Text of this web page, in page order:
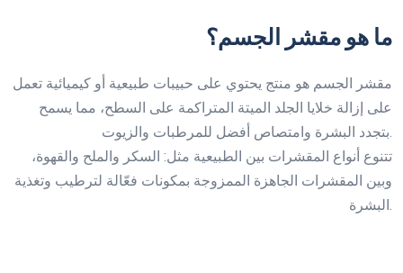
ما هو مقشر الجسم؟
مقشر الجسم هو منتج يحتوي على حبيبات طبيعية أو كيميائية تعمل
على إزالة خلايا الجلد الميتة المتراكمة على السطح، مما يسمح
بتجدد البشرة وامتصاص أفضل للمرطبات والزيوت.
تتنوع أنواع المقشرات بين الطبيعية مثل: السكر والملح والقهوة،
وبين المقشرات الجاهزة الممزوجة بمكونات فعّالة لترطيب وتغذية
البشرة.